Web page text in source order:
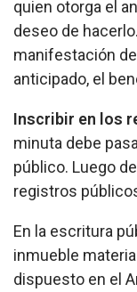
quien otorga el
deseo de
manifestación
anticipado, el
Inscribir en los
minuta debe
público. Luego
registros
En la escritura
inmueble
dispuesto en el